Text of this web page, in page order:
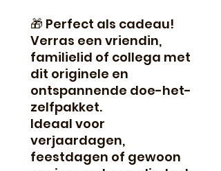
🎁 Perfect als cadeau!
Verras een vriendin,
familielid of collega met
dit originele en
ontspannende doe-het-
zelfpakket.
Ideaal voor
verjaardagen,
feestdagen of gewoon